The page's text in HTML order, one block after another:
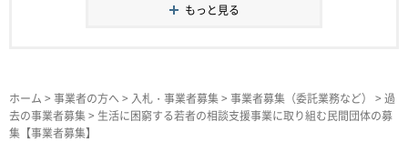
もっと見る
ホーム > 事業者の方へ > 入札・事業者募集> 事業者募集（委託業務など） > 過
去の事業者募集> 生活に困窮する若者の相談支援事業に取り組む民間団体の募
集【事業者募集】